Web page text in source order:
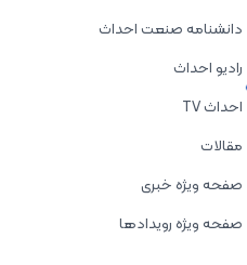
دانشنامه صنعت احداث
رادیو احداث
احداث TV
مقالات
صفحه ویژه خبری
صفحه ویژه رویدادها